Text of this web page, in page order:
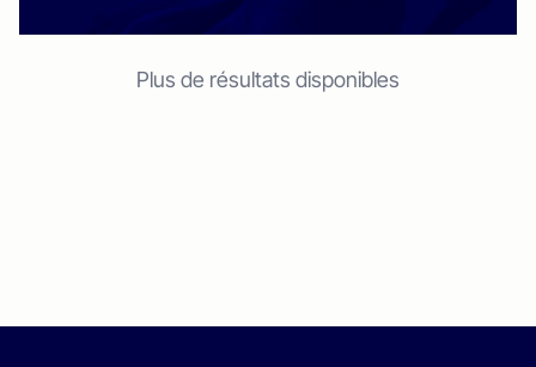
Plus de résultats disponibles